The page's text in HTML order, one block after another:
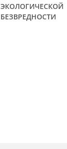
ЭКОЛОГИЧЕСКОЙ
БЕЗВРЕДНОСТИ